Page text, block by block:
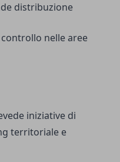
distribuzione
nelle aree
iniziative di
territoriale e